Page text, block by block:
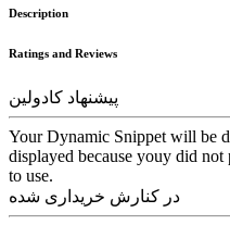
Description
Ratings and Reviews
پیشنهاد کادولین
Your Dynamic Snippet will be
displayed because youy did
to use.
در کنارش خریداری شده